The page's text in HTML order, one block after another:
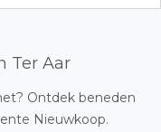
Ter Aar
Ontdek beneden
Nieuwkoop.